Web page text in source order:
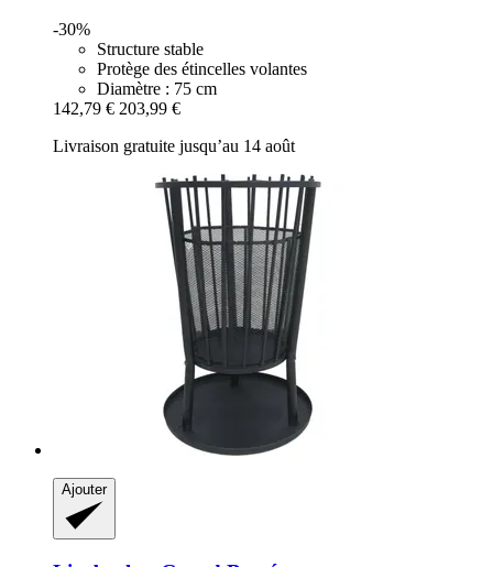
-30%
Structure stable
Protège des étincelles volantes
Diamètre : 75 cm
142,79 € 203,99 €
Livraison gratuite jusqu’au 14 août
Ajouter